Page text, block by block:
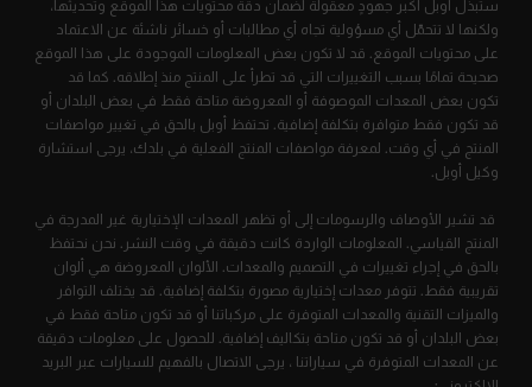
ستبذل أوبل أكبر جهودٍ معقولة لضمان دقة محتويات هذا الموقع وتحديثها،
ولكنها لا تتحمّل أي مسؤولية تجاه أي مطالبات أو خسائر ناشئة عن الاعتماد
على محتويات الموقع. قد لا تكون بعض المعلومات الموجودة على هذا الموقع
صحيحة تمامًا بسبب التغييرات التي قد تطرأ على المنتج منذ إطلاقه. كما قد
تكون بعض المعدات الموصوفة أو المعروضة متاحة فقط في بعض البلدان أو
قد تكون فقط متوافرة بتكلفة إضافية. تحتفظ أوبل بالحق في تغيير مواصفات
المنتج في أي وقت. لمعرفة مواصفات المنتج الفعلية في بلدك، يرجى استشارة
وكيل أوبل.
قد تشير الأوصاف والرسومات إلى أو تظهر المعدات الإختيارية غير المدرجة في
المنتج القياسي. المعلومات الواردة كانت دقيقة في وقت النشر. نحن نحتفظ
بالحق في إجراء تغييرات في التصميم والمعدات. الألوان المعروضة هي ألوان
تقريبية فقط. تتوفر معدات إختيارية مصورة بتكلفة إضافية. قد يختلف التوافر
والميزات التقنية والمعدات المتوفرة على مركباتنا أو قد تكون متاحة فقط في
بعض البلدان أو قد تكون متاحة بتكاليف إضافية. للحصول على معلومات دقيقة
عن المعدات المتوفرة في سياراتنا ، يرجى الاتصال بالفهيم للسيارات عبر البريد